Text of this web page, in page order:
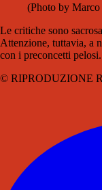
(Photo by
Le critiche sono
Attenzione, tuttavia, a
con i preconcetti pelosi.
© RIPRODUZIONE